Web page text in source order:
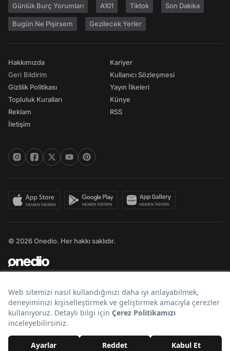
Günlük Burç Yorumları A101 Tiktok Son Dakika
Bugün Ne Pişirsem Gezilecek Yerler
Hakkımızda
Geri Bildirim
Gizlilik Politikası
Topluluk Kuralları
Reklam
İletişim
Kariyer
Kullanıcı Sözleşmesi
Yayın İlkeleri
Künye
RSS
© 2026 Onedio. Her hakkı saklıdır.
Bir markasıdır.